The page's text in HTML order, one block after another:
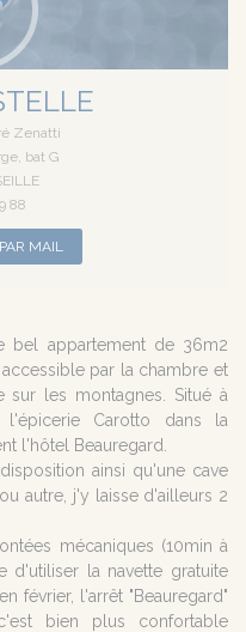
Zenatti
bat G
88
MAIL
bel appartement de 36m2
par la chambre et
sur les montagnes. Situé à
Carotto dans la
l'hôtel Beauregard.
ainsi qu'une cave
autre, j'y laisse d'ailleurs 2
mécaniques (10min à
d'utiliser la navette gratuite
février, l'arrêt "Beauregard"
bien plus confortable